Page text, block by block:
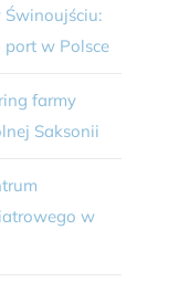
port w Polsce
farmy
Saksonii
w